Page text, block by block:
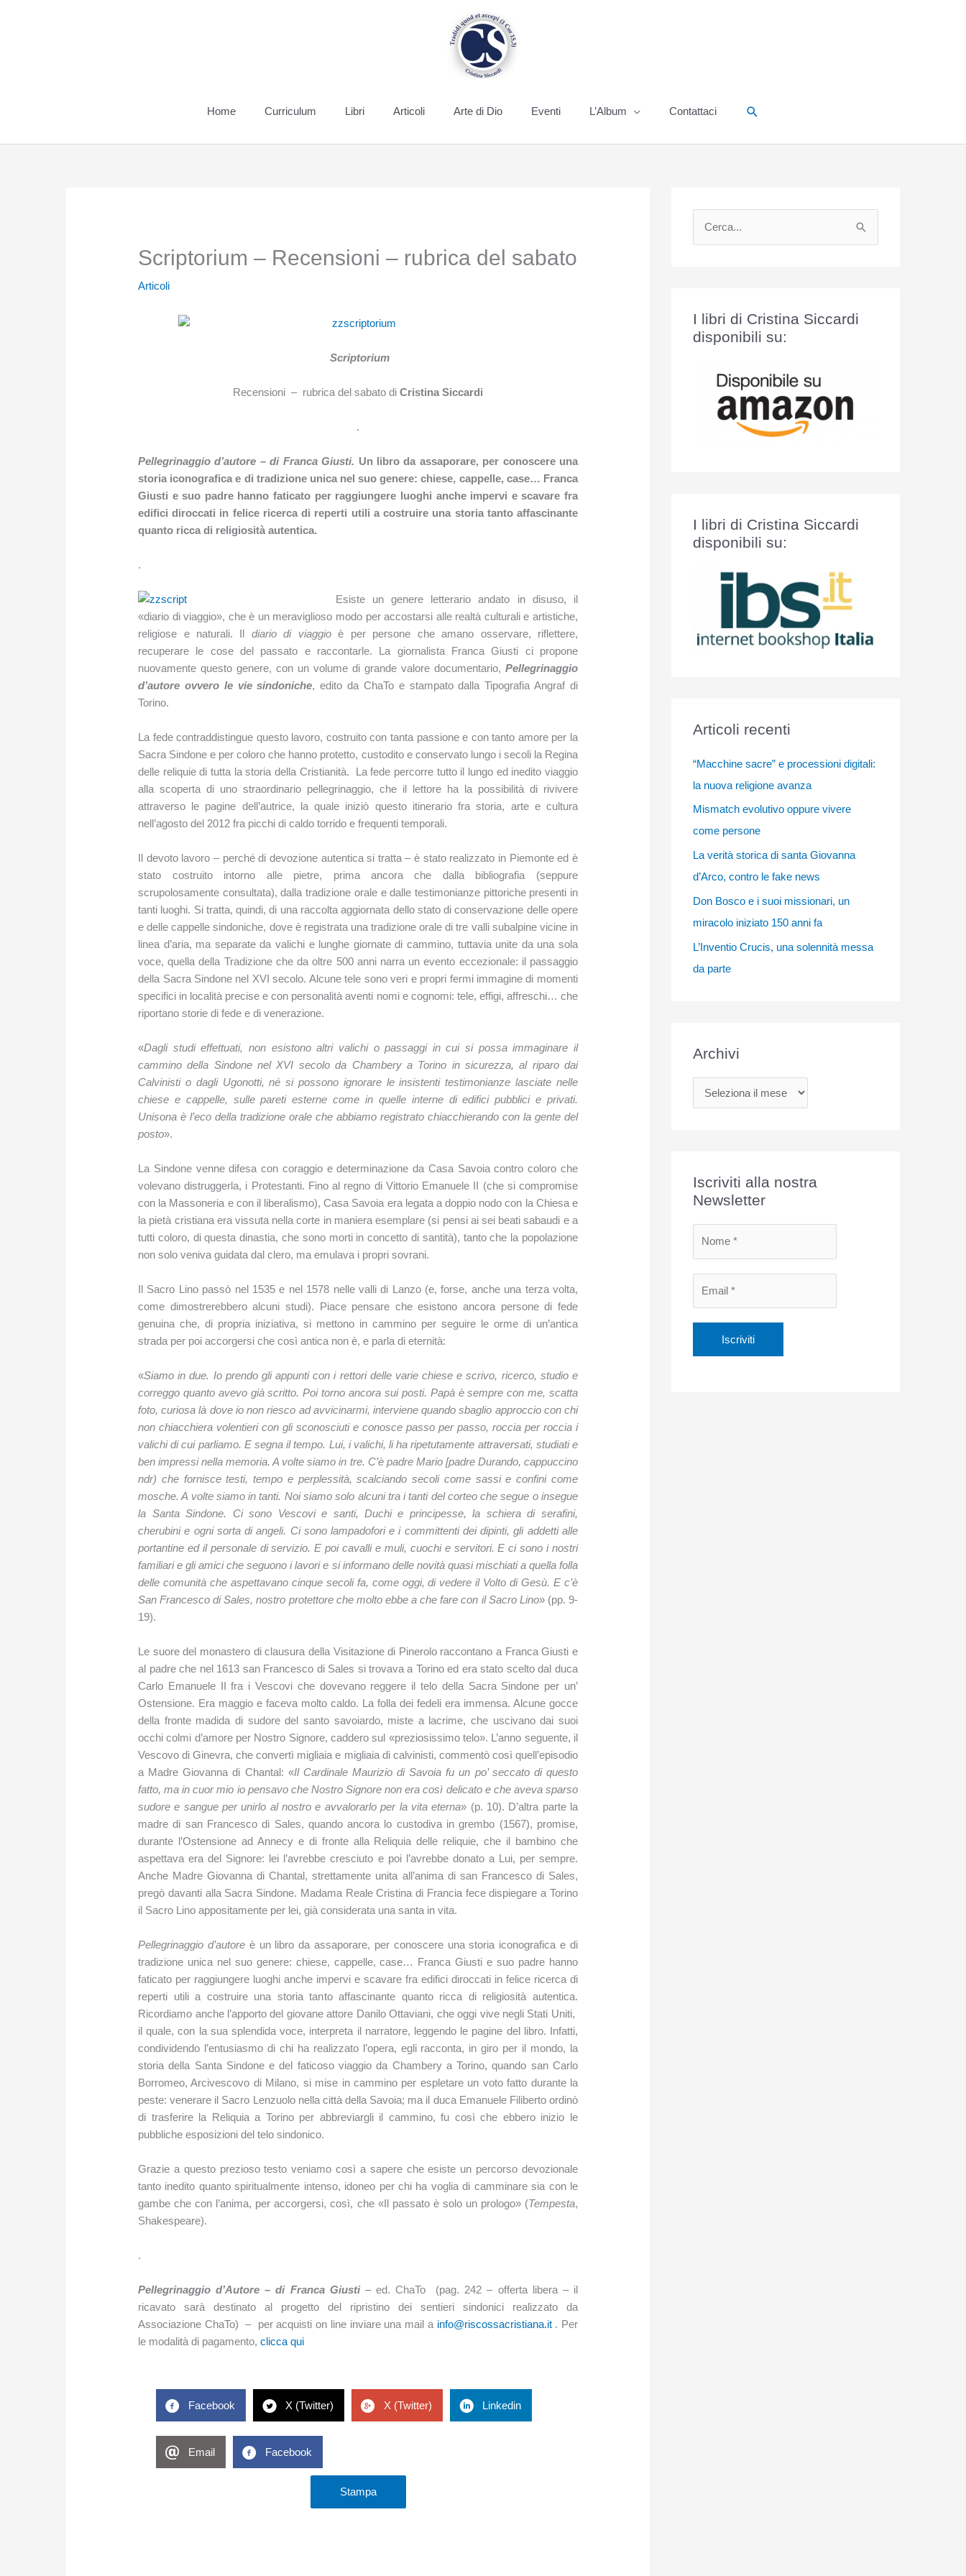
Home Curriculum Libri Articoli Arte di Dio Eventi L’Album Contattaci Cerca
Scriptorium – Recensioni – rubrica del sabato
Articoli
Scriptorium
Recensioni – rubrica del sabato di Cristina Siccardi
.
Pellegrinaggio d’autore – di Franca Giusti. Un libro da assaporare, per conoscere una
storia iconografica e di tradizione unica nel suo genere: chiese, cappelle, case… Franca
Giusti e suo padre hanno faticato per raggiungere luoghi anche impervi e scavare fra
edifici diroccati in felice ricerca di reperti utili a costruire una storia tanto affascinante
quanto ricca di religiosità autentica.
.
Esiste un genere letterario andato in disuso, il
«diario di viaggio», che è un meraviglioso modo per accostarsi alle realtà culturali e artistiche,
religiose e naturali. Il diario di viaggioè per persone che amano osservare, riflettere,
recuperare le cose del passato e raccontarle. La giornalista Franca Giusti ci propone
nuovamente questo genere, con un volume di grande valore documentario, Pellegrinaggio
d’autore ovvero le vie sindoniche, edito da ChaTo e stampato dalla Tipografia Angraf di
Torino.
La fede contraddistingue questo lavoro, costruito con tanta passione e con tanto amore per la
Sacra Sindone e per coloro che hanno protetto, custodito e conservato lungo i secoli la Regina
delle reliquie di tutta la storia della Cristianità. La fede percorre tutto il lungo ed inedito viaggio
alla scoperta di uno straordinario pellegrinaggio, che il lettore ha la possibilità di rivivere
attraverso le pagine dell’autrice, la quale iniziò questo itinerario fra storia, arte e cultura
nell’agosto del 2012 fra picchi di caldo torrido e frequenti temporali.
Il devoto lavoro – perché di devozione autentica si tratta – è stato realizzato in Piemonte ed è
stato costruito intorno alle pietre, prima ancora che dalla bibliografia (seppure
scrupolosamente consultata), dalla tradizione orale e dalle testimonianze pittoriche presenti in
tanti luoghi. Si tratta, quindi, di una raccolta aggiornata dello stato di conservazione delle opere
e delle cappelle sindoniche, dove è registrata una tradizione orale di tre valli subalpine vicine in
linea d’aria, ma separate da valichi e lunghe giornate di cammino, tuttavia unite da una sola
voce, quella della Tradizione che da oltre 500 anni narra un evento eccezionale: il passaggio
della Sacra Sindone nel XVI secolo. Alcune tele sono veri e propri fermi immagine di momenti
specifici in località precise e con personalità aventi nomi e cognomi: tele, effigi, affreschi… che
riportano storie di fede e di venerazione.
«Dagli studi effettuati, non esistono altri valichi o passaggi in cui si possa immaginare il
cammino della Sindone nel XVI secolo da Chambery a Torino in sicurezza, al riparo dai
Calvinisti o dagli Ugonotti, né si possono ignorare le insistenti testimonianze lasciate nelle
chiese e cappelle, sulle pareti esterne come in quelle interne di edifici pubblici e privati.
Unisona è l’eco della tradizione orale che abbiamo registrato chiacchierando con la gente del
posto».
La Sindone venne difesa con coraggio e determinazione da Casa Savoia contro coloro che
volevano distruggerla, i Protestanti. Fino al regno di Vittorio Emanuele II (che si compromise
con la Massoneria e con il liberalismo), Casa Savoia era legata a doppio nodo con la Chiesa e
la pietà cristiana era vissuta nella corte in maniera esemplare (si pensi ai sei beati sabaudi e a
tutti coloro, di questa dinastia, che sono morti in concetto di santità), tanto che la popolazione
non solo veniva guidata dal clero, ma emulava i propri sovrani.
Il Sacro Lino passò nel 1535 e nel 1578 nelle valli di Lanzo (e, forse, anche una terza volta,
come dimostrerebbero alcuni studi). Piace pensare che esistono ancora persone di fede
genuina che, di propria iniziativa, si mettono in cammino per seguire le orme di un’antica
strada per poi accorgersi che così antica non è, e parla di eternità:
«Siamo in due. Io prendo gli appunti con i rettori delle varie chiese e scrivo, ricerco, studio e
correggo quanto avevo già scritto. Poi torno ancora sui posti. Papà è sempre con me, scatta
foto, curiosa là dove io non riesco ad avvicinarmi, interviene quando sbaglio approccio con chi
non chiacchiera volentieri con gli sconosciuti e conosce passo per passo, roccia per roccia i
valichi di cui parliamo. E segna il tempo. Lui, i valichi, li ha ripetutamente attraversati, studiati e
ben impressi nella memoria. A volte siamo in tre. C’è padre Mario [padre Durando, cappuccino
ndr) che fornisce testi, tempo e perplessità, scalciando secoli come sassi e confini come
mosche. A volte siamo in tanti. Noi siamo solo alcuni tra i tanti del corteo che segue o insegue
la Santa Sindone. Ci sono Vescovi e santi, Duchi e principesse, la schiera di serafini,
cherubini e ogni sorta di angeli. Ci sono lampadofori e i committenti dei dipinti, gli addetti alle
portantine ed il personale di servizio. E poi cavalli e muli, cuochi e servitori. E ci sono i nostri
familiari e gli amici che seguono i lavori e si informano delle novità quasi mischiati a quella folla
delle comunità che aspettavano cinque secoli fa, come oggi, di vedere il Volto di Gesù. E c’è
San Francesco di Sales, nostro protettore che molto ebbe a che fare con il Sacro Lino» (pp. 9-
19).
Le suore del monastero di clausura della Visitazione di Pinerolo raccontano a Franca Giusti e
al padre che nel 1613 san Francesco di Sales si trovava a Torino ed era stato scelto dal duca
Carlo Emanuele II fra i Vescovi che dovevano reggere il telo della Sacra Sindone per un’
Ostensione. Era maggio e faceva molto caldo. La folla dei fedeli era immensa. Alcune gocce
della fronte madida di sudore del santo savoiardo, miste a lacrime, che uscivano dai suoi
occhi colmi d’amore per Nostro Signore, caddero sul «preziosissimo telo». L’anno seguente, il
Vescovo di Ginevra, che convertì migliaia e migliaia di calvinisti, commentò così quell’episodio
a Madre Giovanna di Chantal: «Il Cardinale Maurizio di Savoia fu un po’ seccato di questo
fatto, ma in cuor mio io pensavo che Nostro Signore non era così delicato e che aveva sparso
sudore e sangue per unirlo al nostro e avvalorarlo per la vita eterna» (p. 10). D’altra parte la
madre di san Francesco di Sales, quando ancora lo custodiva in grembo (1567), promise,
durante l’Ostensione ad Annecy e di fronte alla Reliquia delle reliquie, che il bambino che
aspettava era del Signore: lei l’avrebbe cresciuto e poi l’avrebbe donato a Lui, per sempre.
Anche Madre Giovanna di Chantal, strettamente unita all’anima di san Francesco di Sales,
pregò davanti alla Sacra Sindone. Madama Reale Cristina di Francia fece dispiegare a Torino
il Sacro Lino appositamente per lei, già considerata una santa in vita.
Pellegrinaggio d’autore è un libro da assaporare, per conoscere una storia iconografica e di
tradizione unica nel suo genere: chiese, cappelle, case… Franca Giusti e suo padre hanno
faticato per raggiungere luoghi anche impervi e scavare fra edifici diroccati in felice ricerca di
reperti utili a costruire una storia tanto affascinante quanto ricca di religiosità autentica.
Ricordiamo anche l’apporto del giovane attore Danilo Ottaviani, che oggi vive negli Stati Uniti,
il quale, con la sua splendida voce, interpreta il narratore, leggendo le pagine del libro. Infatti,
condividendo l’entusiasmo di chi ha realizzato l’opera, egli racconta, in giro per il mondo, la
storia della Santa Sindone e del faticoso viaggio da Chambery a Torino, quando san Carlo
Borromeo, Arcivescovo di Milano, si mise in cammino per espletare un voto fatto durante la
peste: venerare il Sacro Lenzuolo nella città della Savoia; ma il duca Emanuele Filiberto ordinò
di trasferire la Reliquia a Torino per abbreviargli il cammino, fu così che ebbero inizio le
pubbliche esposizioni del telo sindonico.
Grazie a questo prezioso testo veniamo così a sapere che esiste un percorso devozionale
tanto inedito quanto spiritualmente intenso, idoneo per chi ha voglia di camminare sia con le
gambe che con l’anima, per accorgersi, così, che «Il passato è solo un prologo» (Tempesta,
Shakespeare).
.
Pellegrinaggio d’Autore – di Franca Giusti– ed. ChaTo (pag. 242 – offerta libera – il
ricavato sarà destinato al progetto del ripristino dei sentieri sindonici realizzato da
Associazione ChaTo) – per acquisti on line inviare una mail a info@riscossacristiana.it. Per
le modalità di pagamento,clicca qui
Facebook X (Twitter) X (Twitter) Linkedin
Email Facebook
Stampa
:I libri di Cristina Siccardi
disponibili su:
I libri di Cristina Siccardi
disponibili su:
Articoli recenti
“Macchine sacre” e processioni digitali:
la nuova religione avanza
Mismatch evolutivo oppure vivere
come persone
La verità storica di santa Giovanna
d’Arco, contro le fake news
Don Bosco e i suoi missionari, un
miracolo iniziato 150 anni fa
L’Inventio Crucis, una solennità messa
da parte
Archivi
r
v
Iscriviti alla nostra
Newsletter